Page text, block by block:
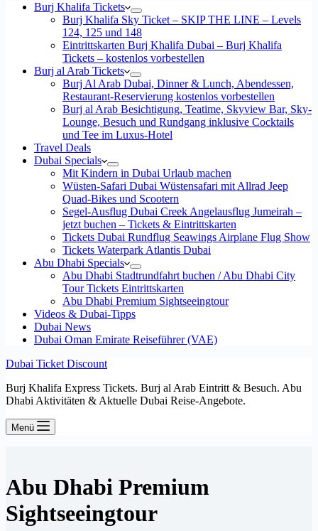
Burj Khalifa Tickets
Burj Khalifa Sky Ticket – SKIP THE LINE – Levels
124, 125 und 148
Eintrittskarten Burj Khalifa Dubai – Burj Khalifa
Tickets – kostenlos vorbestellen
Burj al Arab Tickets
Burj Al Arab Dubai, Dinner & Lunch, Abendessen,
Restaurant-Reservierung kostenlos vorbestellen
Burj al Arab Besichtigung, Teatime, Skyview Bar, Sky-
Lounge, Besuch und Rundgang inklusive Cocktails
und Tee im Luxus-Hotel
Travel Deals
Dubai Specials
Mit Kindern in Dubai Urlaub machen
Wüsten-Safari Dubai Wüstensafari mit Allrad Jeep
Quad-Bikes und Scootern
Segel-Ausflug Dubai Creek Angelausflug Jumeirah –
jetzt buchen – Tickets & Eintrittskarten
Tickets Dubai Rundflug Seawings Airplane Flug Show
Tickets Waterpark Atlantis Dubai
Abu Dhabi Specials
Abu Dhabi Stadtrundfahrt buchen / Abu Dhabi City
Tour Tickets Eintrittskarten
Abu Dhabi Premium Sightseeingtour
Videos & Dubai-Tipps
Dubai News
Dubai Oman Emirate Reiseführer (VAE)
Dubai Ticket Discount
Burj Khalifa Express Tickets. Burj al Arab Eintritt & Besuch. Abu
Dhabi Aktivitäten & Aktuelle Dubai Reise-Angebote.
Menü
Abu Dhabi Premium
Sightseeingtour